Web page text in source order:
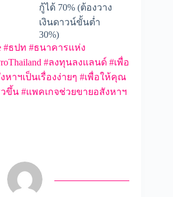
กู้ได้ 70% (ต้องวาง
เงินดาวน์ขั้นต่ำ
30%)
#ธปท #ธนาคารแห่ง
#ลงทุนลงแลนด์ #เพื่อ
าฯเป็นเรื่องง่ายๆ #เพื่อให้คุณ
วขึ้น #แพคเกจช่วยขายอสังหาฯ